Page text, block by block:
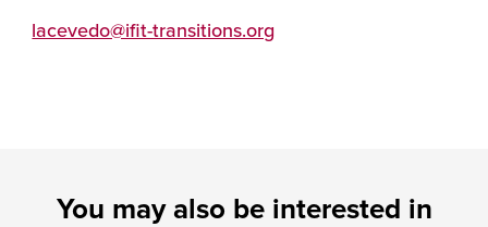
lacevedo@ifit-transitions.org
You may also be interested in